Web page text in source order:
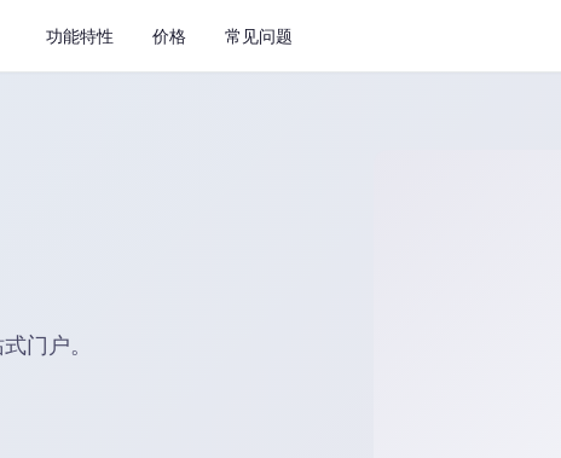
功能特性 价格 常见问题
门户。